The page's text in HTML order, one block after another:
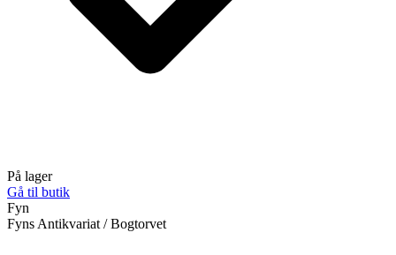
På lager
Gå til butik
Fyn
Fyns Antikvariat / Bogtorvet